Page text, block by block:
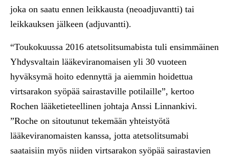
joka on saatu ennen leikkausta (neoadjuvantti) tai
leikkauksen jälkeen (adjuvantti).
“Toukokuussa 2016 atetsolitsumabista tuli ensimmäinen
Yhdysvaltain lääkeviranomaisen yli 30 vuoteen
hyväksymä hoito edennyttä ja aiemmin hoidettua
virtsarakon syöpää sairastaville potilaille”, kertoo
Rochen lääketieteellinen johtaja Anssi Linnankivi.
”Roche on sitoutunut tekemään yhteistyötä
lääkeviranomaisten kanssa, jotta atetsolitsumabi
saataisiin myös niiden virtsarakon syöpää sairastavien